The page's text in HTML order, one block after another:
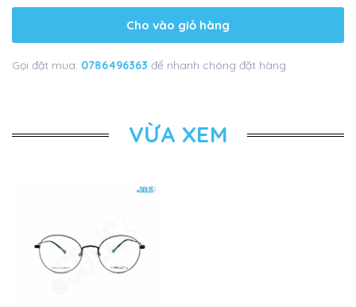
Cho vào giỏ hàng
Gọi đặt mua: 0786496363 để nhanh chóng đặt hàng
VỪA XEM